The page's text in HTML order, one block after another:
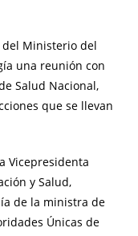
del Ministerio del
una reunión con
Salud Nacional,
que se llevan
Vicepresidenta
y Salud,
de la ministra de
Únicas de